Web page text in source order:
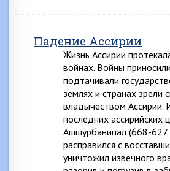
Падение Ассирии
Жизнь Ассирии
войнах. Войны
подтачивали
землях и странах зрели
владычеством Ассирии.
последних ассирийских
Ашшурбанипал (668-627
расправился с
уничтожил извечного